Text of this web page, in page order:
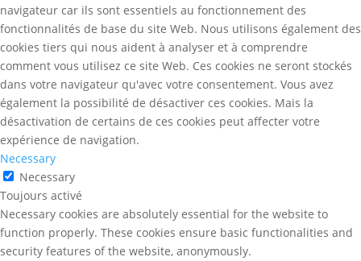
navigateur car ils sont essentiels au fonctionnement des
fonctionnalités de base du site Web. Nous utilisons également des
cookies tiers qui nous aident à analyser et à comprendre
comment vous utilisez ce site Web. Ces cookies ne seront stockés
dans votre navigateur qu'avec votre consentement. Vous avez
également la possibilité de désactiver ces cookies. Mais la
désactivation de certains de ces cookies peut affecter votre
expérience de navigation.
Necessary
Necessary
Toujours activé
Necessary cookies are absolutely essential for the website to
function properly. These cookies ensure basic functionalities and
security features of the website, anonymously.